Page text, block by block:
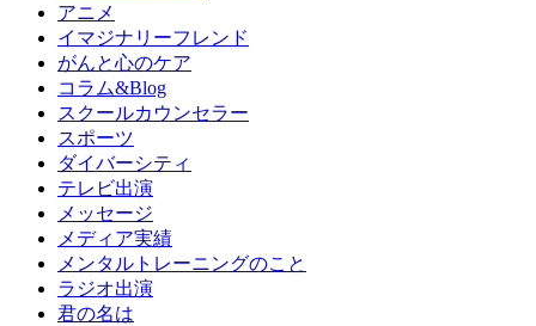
アニメ
イマジナリーフレンド
がんと心のケア
コラム&Blog
スクールカウンセラー
スポーツ
ダイバーシティ
テレビ出演
メッセージ
メディア実績
メンタルトレーニングのこと
ラジオ出演
君の名は